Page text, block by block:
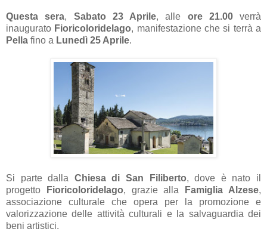
Questa sera, Sabato 23 Aprile, alle ore 21.00 verrà
inaugurato Fioricoloridelago, manifestazione che si terrà a
Pella fino a Lunedì 25 Aprile.
Si parte dalla Chiesa di San Filiberto, dove è nato il
progetto
Fioricoloridelago, grazie alla Famiglia Alzese,
associazione culturale che opera per la promozione e
valorizzazione delle attività culturali e la salvaguardia dei
beni artistici.